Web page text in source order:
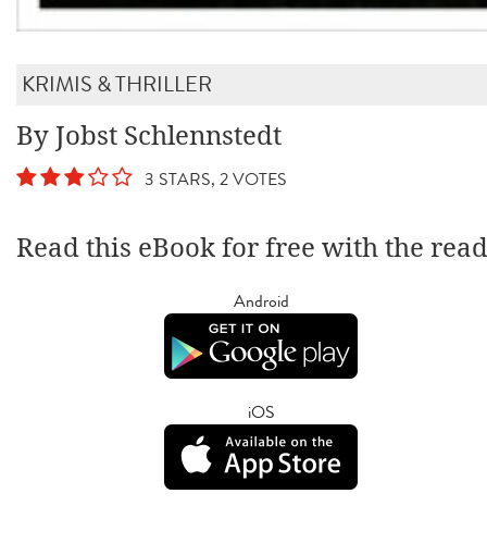
KRIMIS & THRILLER
By Jobst Schlennstedt
3 STARS, 2 VOTES
Read this eBook for free with the
Android
iOS